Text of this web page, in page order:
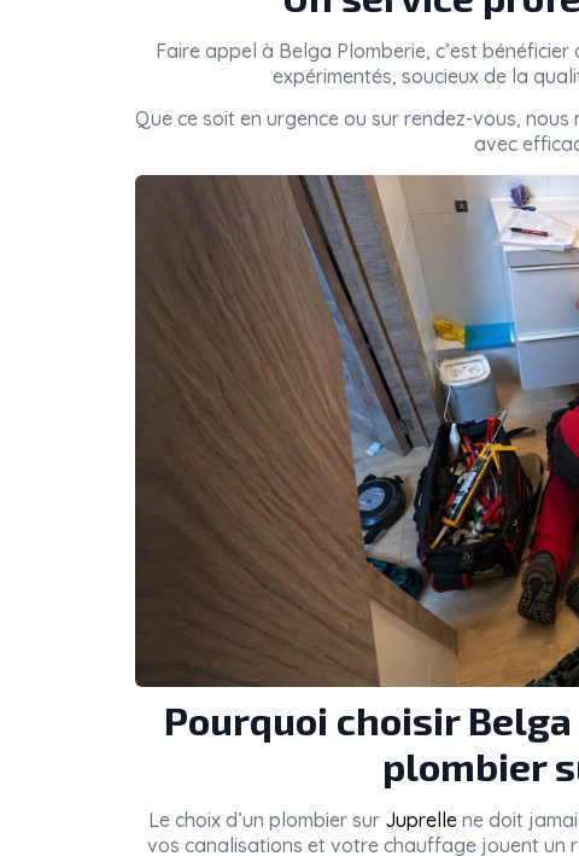
Faire appel à Belga Plomberie , c’est
expérimentés, soucieux de la
Que ce soit en urgence ou sur rendez-vous,
avec
Pourquoi choisir
plombier
Le choix d’un plombier sur Juprelle ne doit
vos canalisations et votre chauffage jouent un